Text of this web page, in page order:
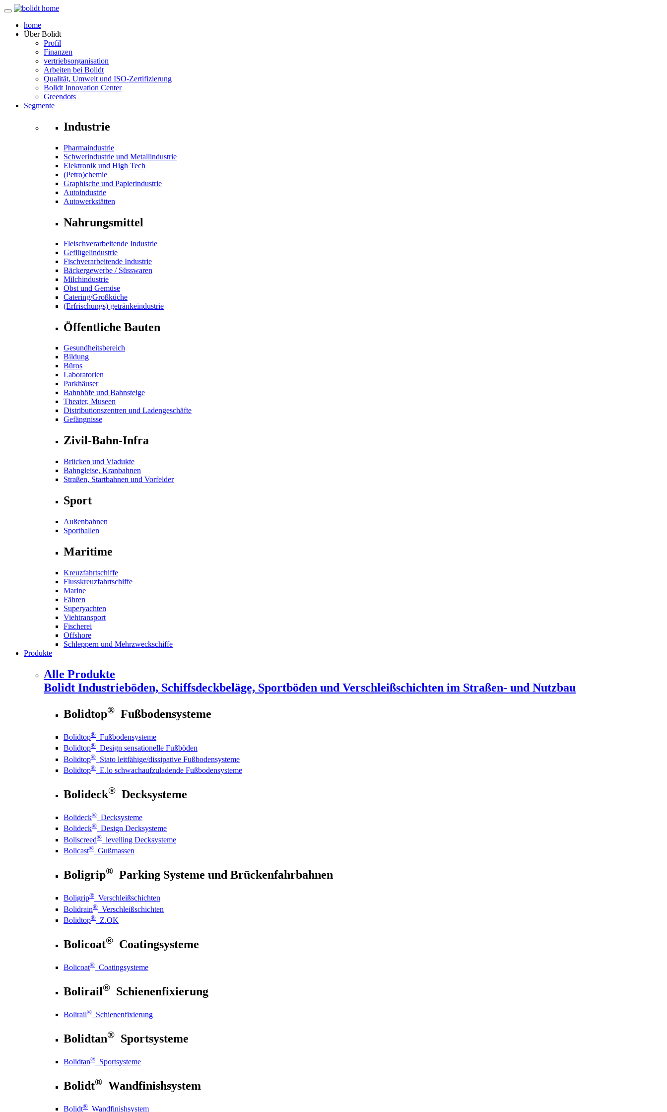
home
ÜberBolidt
Profil
Finanzen
vertriebsorganisation
Arbeiten bei Bolidt
Qualität, Umwelt und ISO-Zertifizierung
Bolidt Innovation Center
Greendots
Segmente
Industrie
Pharmaindustrie
Schwerindustrie und Metallindustrie
Elektronik und High Tech
(Petro)chemie
Graphische und Papierindustrie
Autoindustrie
Autowerkstätten
Nahrungsmittel
Fleischverarbeitende Industrie
Geflügelindustrie
Fischverarbeitende Industrie
Bäckergewerbe / Süsswaren
Milchindustrie
Obst und Gemüse
Catering/Großküche
(Erfrischungs) getränkeindustrie
Öffentliche Bauten
Gesundheitsbereich
Bildung
Büros
Laboratorien
Parkhäuser
Bahnhöfe und Bahnsteige
Theater, Museen
Distributionszentren und Ladengeschäfte
Gefängnisse
Zivil-Bahn-Infra
Brücken und Viadukte
Bahngleise, Kranbahnen
Straßen, Startbahnen und Vorfelder
Sport
Außenbahnen
Sporthallen
Maritime
Kreuzfahrtschiffe
Flusskreuzfahrtschiffe
Marine
Fähren
Superyachten
Viehtransport
Fischerei
Offshore
Schleppern und Mehrzweckschiffe
Produkte
Alle Produkte
Bolidt Industrieböden, Schiffsdeckbeläge, Sportböden und Verschleißschichten im Straßen- und Nutzbau
Bolidtop® Fußbodensysteme
Bolidtop® Fußbodensysteme
Bolidtop® Design sensationelle Fußböden
Bolidtop® Stato leitfähige/dissipative Fußbodensysteme
Bolidtop® E.lo schwachaufzuladende Fußbodensysteme
Bolideck® Decksysteme
Bolideck® Decksysteme
Bolideck® Design Decksysteme
Boliscreed® levelling Decksysteme
Bolicast® Gußmassen
Boligrip® Parking Systeme und Brückenfahrbahnen
Boligrip® Verschleißschichten
Bolidrain® Verschleißschichten
Bolidtop® Z.OK
Bolicoat® Coatingsysteme
Bolicoat® Coatingsysteme
Bolirail® Schienenfixierung
Bolirail® Schienenfixierung
Bolidtan® Sportsysteme
Bolidtan® Sportsysteme
Bolidt® Wandfinishsystem
Bolidt® Wandfinishsystem